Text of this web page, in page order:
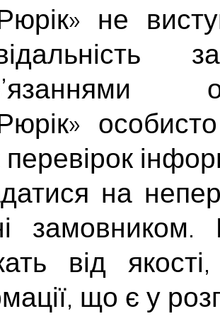
не
на
замовником.
від
що є у